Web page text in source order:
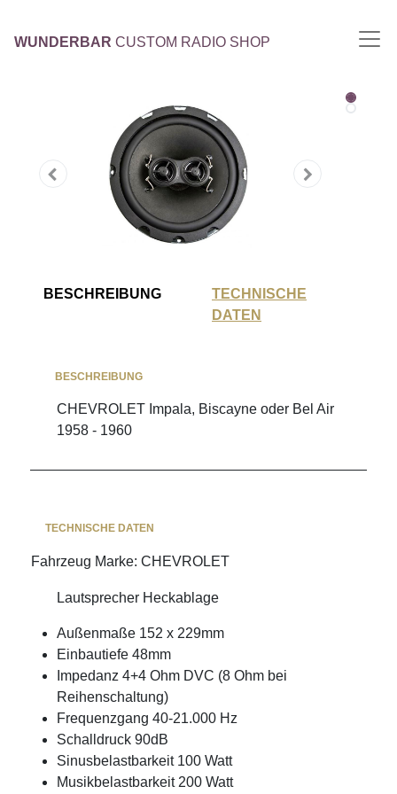
WUNDERBAR CUSTOM RADIO SHOP
BESCHREIBUNG
TECHNISCHE
DATEN
BESCHREIBUNG
CHEVROLET Impala, Biscayne oder Bel Air
1958 - 1960
TECHNISCHE DATEN
Fahrzeug Marke:CHEVROLET
Lautsprecher Heckablage
Außenmaße 152 x 229mm
Einbautiefe 48mm
Impedanz 4+4 Ohm DVC (8 Ohm bei
Reihenschaltung)
Frequenzgang 40-21.000 Hz
Schalldruck 90dB
Sinusbelastbarkeit 100 Watt
Musikbelastbarkeit 200 Watt